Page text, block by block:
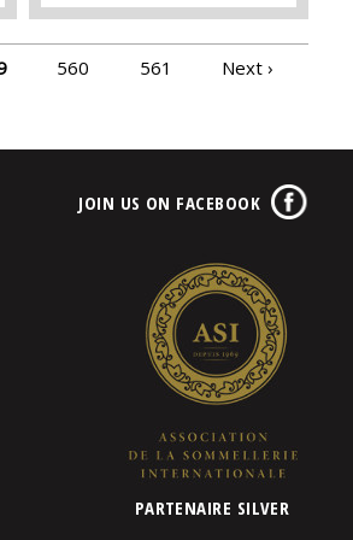
560 561
Next ›
JOIN US ON FACEBOOK
PARTENAIRE SILVER